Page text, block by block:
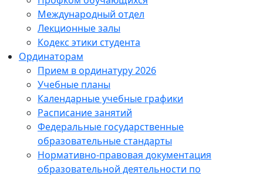
Международный отдел
Лекционные залы
Кодекс этики студента
Ординаторам
Прием в ординатуру 2026
Учебные планы
Календарные учебные графики
Расписание занятий
Федеральные государственные
образовательные стандарты
Нормативно-правовая документация
образовательной деятельности по